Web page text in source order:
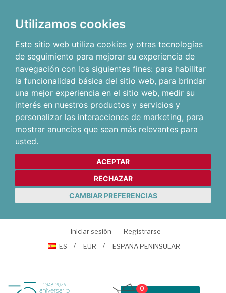
Utilizamos cookies
Este sitio web utiliza cookies y otras tecnologías
de seguimiento para mejorar su experiencia de
navegación con los siguientes fines: para habilitar
la funcionalidad básica del sitio web, para brindar
una mejor experiencia en el sitio web, medir su
interés en nuestros productos y servicios y
personalizar las interacciones de marketing, para
mostrar anuncios que sean más relevantes para
usted.
ACEPTAR
RECHAZAR
CAMBIAR PREFERENCIAS
Iniciar sesión
Registrarse
ES
EUR ESPAÑA PENINSULAR
0